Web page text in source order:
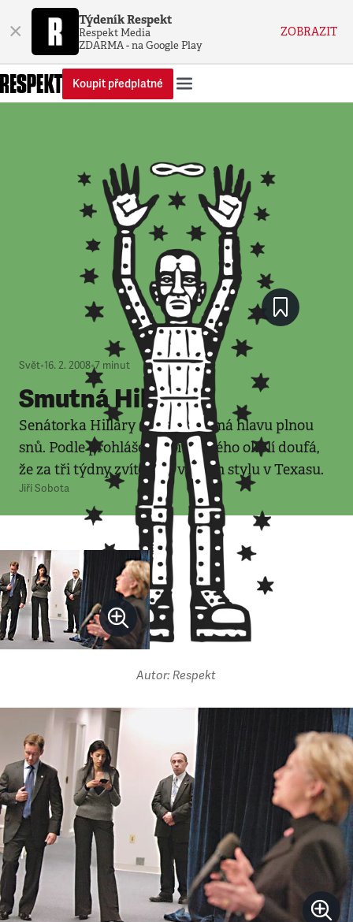
× Týdeník Respekt
Respekt Media
ZDARMA - na Google Play
ZOBRAZIT
Koupit předplatné
Svět•16. 2. 2008•7 minut
Smutná Hillary
Senátorka Hillary Clintonová má hlavu plnou
snů. Podle prohlášení lidí ze svého okolí doufá,
že za tři týdny zvítězí ve velkém stylu v Texasu.
Jiří Sobota
Autor: Respekt